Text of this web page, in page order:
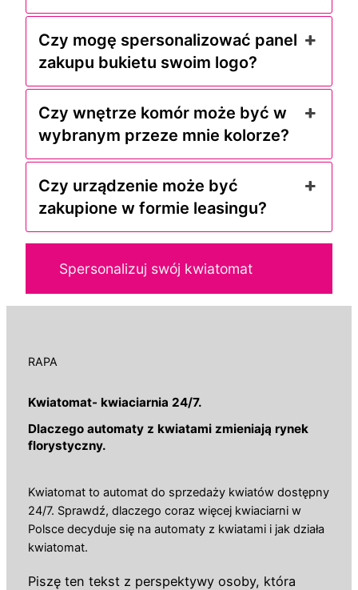
Czy mogę spersonalizować panel
zakupu bukietu swoim logo?
Czy wnętrze komór może być w
wybranym przeze mnie kolorze?
Czy urządzenie może być
zakupione w formie leasingu?
Spersonalizuj swój kwiatomat
RAPA
Kwiatomat- kwiaciarnia 24/7.
Dlaczego automaty z kwiatami zmieniają rynek
florystyczny.
Kwiatomat to automat do sprzedaży kwiatów dostępny
24/7. Sprawdź, dlaczego coraz więcej kwiaciarni w
Polsce decyduje się na automaty z kwiatami i jak działa
kwiatomat.
Piszę ten tekst z perspektywy osoby, która